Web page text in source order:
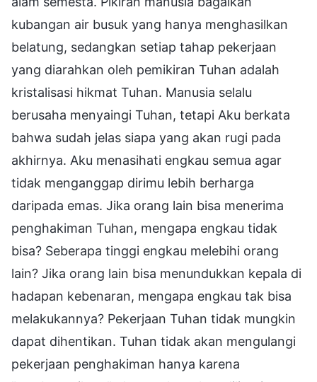
kubangan air busuk yang hanya menghasilkan
belatung, sedangkan setiap tahap pekerjaan
yang diarahkan oleh pemikiran Tuhan adalah
kristalisasi hikmat Tuhan. Manusia selalu
berusaha menyaingi Tuhan, tetapi Aku berkata
bahwa sudah jelas siapa yang akan rugi pada
akhirnya. Aku menasihati engkau semua agar
tidak menganggap dirimu lebih berharga
daripada emas. Jika orang lain bisa menerima
penghakiman Tuhan, mengapa engkau tidak
bisa? Seberapa tinggi engkau melebihi orang
lain? Jika orang lain bisa menundukkan kepala di
hadapan kebenaran, mengapa engkau tak bisa
melakukannya? Pekerjaan Tuhan tidak mungkin
dapat dihentikan. Tuhan tidak akan mengulangi
pekerjaan penghakiman hanya karena